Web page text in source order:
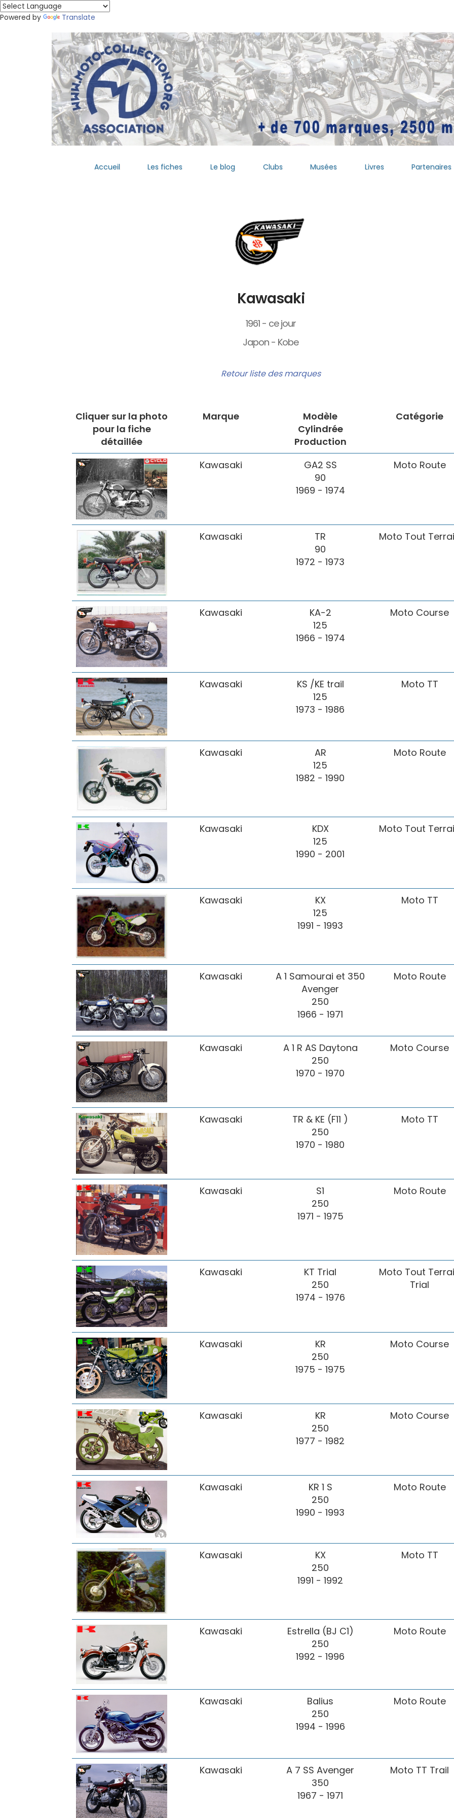
Powered by Translate
Accueil Les fiches Le blog Clubs Musées Livres Partenaires
Kawasaki
1961 - ce jour
Japon - Kobe
Retour liste des marques
Cliquer sur la photo
pour la fiche
détaillée
Marque
Modèle
Cylindrée
Production
Catégorie
Kawasaki
GA2 SS
90
1969 - 1974
Moto Route
Kawasaki
TR
90
1972 - 1973
Moto Tout
Kawasaki
KA-2
125
1966 - 1974
Moto Course
Kawasaki
KS /KE trail
125
1973 - 1986
Moto TT
Kawasaki
AR
125
1982 - 1990
Moto Route
Kawasaki
KDX
125
1990 - 2001
Moto Tout
Kawasaki
KX
125
1991 - 1993
Moto TT
Kawasaki
A 1 Samourai et 350
Avenger
250
1966 - 1971
Moto Route
Kawasaki
A 1 R AS Daytona
250
1970 - 1970
Moto Course
Kawasaki
TR & KE (F11 )
250
1970 - 1980
Moto TT
Kawasaki
S1
250
1971 - 1975
Moto Route
Kawasaki
KT Trial
250
1974 - 1976
Moto Tout
Trial
Kawasaki
KR
250
1975 - 1975
Moto Course
Kawasaki
KR
250
1977 - 1982
Moto Course
Kawasaki
KR 1 S
250
1990 - 1993
Moto Route
Kawasaki
KX
250
1991 - 1992
Moto TT
Kawasaki
Estrella (BJ C1)
250
1992 - 1996
Moto Route
Kawasaki
Balius
250
1994 - 1996
Moto Route
Kawasaki
A 7 SS Avenger
350
1967 - 1971
Moto TT Trail